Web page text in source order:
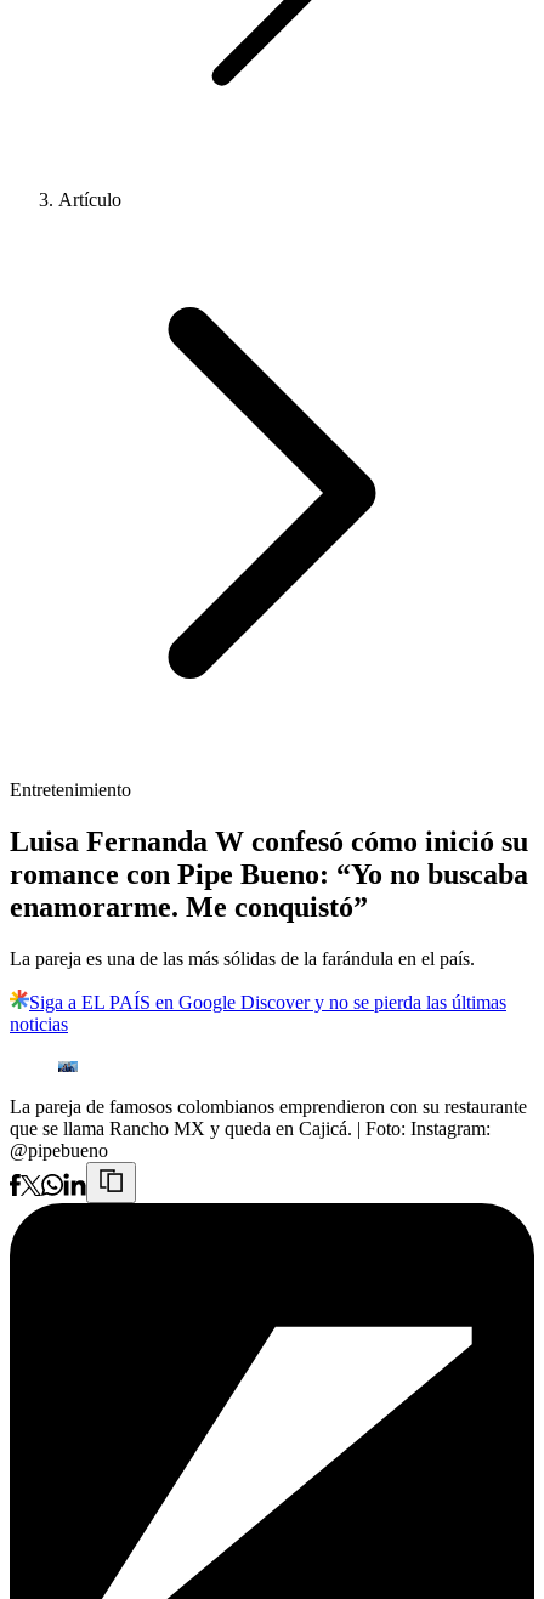
Artículo
Entretenimiento
Luisa Fernanda W confesó cómo inició su
romance con Pipe Bueno: “Yo no buscaba
enamorarme. Me conquistó”
La pareja es una de las más sólidas de la farándula en el país.
Siga a EL PAÍS en Google Discover y no se pierda las últimas
noticias
La pareja de famosos colombianos emprendieron con su restaurante
que se llama Rancho MX y queda en Cajicá. | Foto: Instagram:
@pipebueno